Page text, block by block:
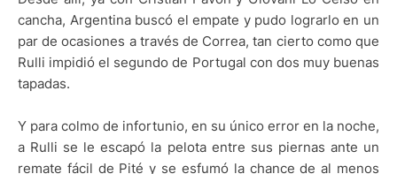
cancha, Argentina buscó el empate y pudo lograrlo en un
par de ocasiones a través de Correa, tan cierto como que
Rulli impidió el segundo de Portugal con dos muy buenas
tapadas.
Y para colmo de infortunio, en su único error en la noche,
a Rulli se le escapó la pelota entre sus piernas ante un
remate fácil de Pité y se esfumó la chance de al menos